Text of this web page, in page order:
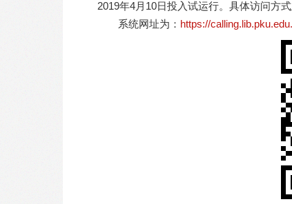
2019年4月10日投入试运行。具体访问方
系统网址为： https://